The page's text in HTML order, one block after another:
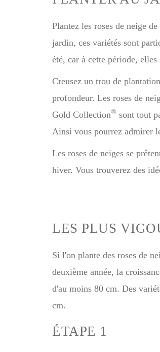
Plantez les roses de neige
jardin, ces variétés sont
été, car à cette période,
Creusez un trou de
profondeur. Les roses de
Gold Collection® sont tout
Ainsi vous pourrez admirer
Les roses de neiges se
hiver. Vous trouverez des
LES PLUS
Si l'on plante des roses de
deuxième année, la
d'au moins 80 cm. Des
cm.
ÉTAPE 1